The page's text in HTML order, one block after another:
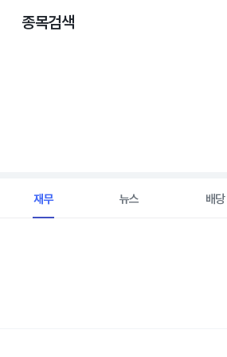
종목검색
재무 뉴스 배당